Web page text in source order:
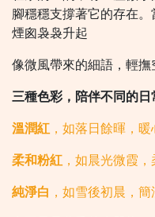
腳穩穩支撐著它的存在
煙囪袅袅升起
像微風帶來的細語，輕撫
三種色彩，陪伴不同的日
溫潤紅 ，如落日餘暉，
柔和粉紅 ，如晨光微霞
純淨白 ，如雪後初晨，